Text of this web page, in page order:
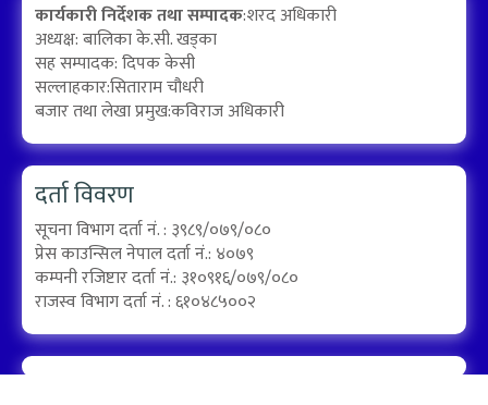
कार्यकारी निर्देशक तथा सम्पादक:शरद अधिकारी
अध्यक्ष: बालिका के.सी. खड्का
सह सम्पादक: दिपक केसी
सल्लाहकार:सिताराम चौधरी
बजार तथा लेखा प्रमुख:कविराज अधिकारी
दर्ता विवरण
सूचना विभाग दर्ता नं. : ३९८९/०७९/०८०
प्रेस काउन्सिल नेपाल दर्ता नं.: ४०७९
कम्पनी रजिष्टार दर्ता नं.: ३१०९१६/०७९/०८०
राजस्व विभाग दर्ता नं. : ६१०४८५००२